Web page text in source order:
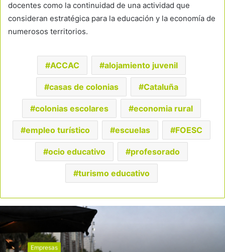
docentes como la continuidad de una actividad que
consideran estratégica para la educación y la economía de
numerosos territorios.
ACCAC alojamiento juvenil
casas de colonias Cataluña
colonias escolares economia rural
empleo turístico escuelas FOESC
ocio educativo profesorado
turismo educativo
Empresas